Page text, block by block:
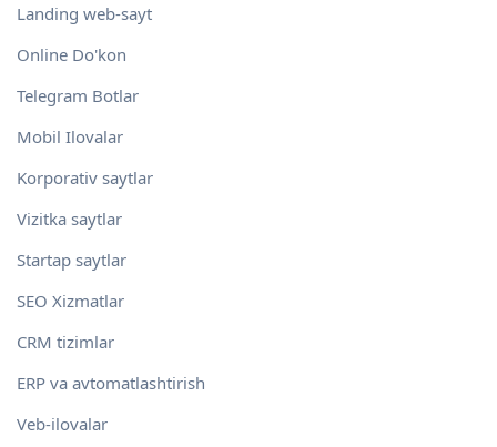
Landing web-sayt
Online Do'kon
Telegram Botlar
Mobil Ilovalar
Korporativ saytlar
Vizitka saytlar
Startap saytlar
SEO Xizmatlar
CRM tizimlar
ERP va avtomatlashtirish
Veb-ilovalar